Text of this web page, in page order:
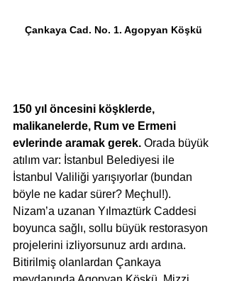
Çankaya Cad. No. 1. Agopyan Köşkü
150 yıl öncesini köşklerde,
malikanelerde, Rum ve Ermeni
evlerinde aramak gerek. Orada büyük
atılım var: İstanbul Belediyesi ile
İstanbul Valiliği yarışıyorlar (bundan
böyle ne kadar sürer? Meçhul!).
Nizam’a uzanan Yılmaztürk Caddesi
boyunca sağlı, sollu büyük restorasyon
projelerini izliyorsunuz ardı ardına.
Bitirilmiş olanlardan Çankaya